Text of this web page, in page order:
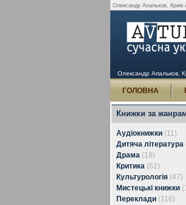
Олександр Апальков, Крим
Олександр Апальков,
ГОЛОВНА
Книжки за
Аудіокнижки (11)
Дитяча література
Драма (18)
Критика (62)
Культурологія (47)
Мистецькі книжки
Переклади (116)